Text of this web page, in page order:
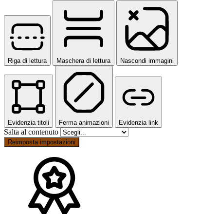
Riga di lettura Maschera di lettura Nascondi immagini
Evidenzia titoli Ferma animazioni Evidenzia link
Salta al contenuto
Reimposta impostazioni